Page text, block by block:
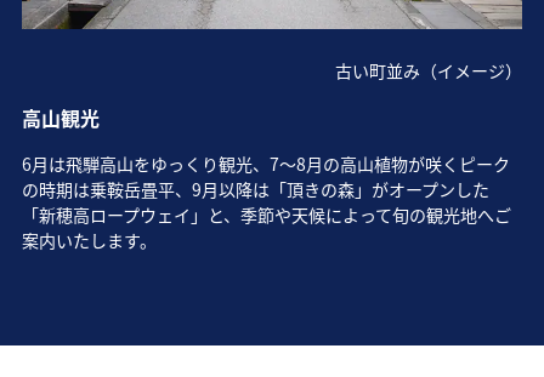
古い町並み（イメージ）
高山観光
6月は飛騨高山をゆっくり観光、7～8月の高山植物が咲くピーク
の時期は乗鞍岳畳平、9月以降は「頂きの森」がオープンした
「新穂高ロープウェイ」と、季節や天候によって旬の観光地へご
案内いたします。